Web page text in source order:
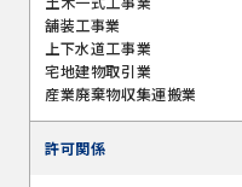
舗装工事業
上下水道工事業
宅地建物取引業
産業廃棄物収集運搬業
許可関係